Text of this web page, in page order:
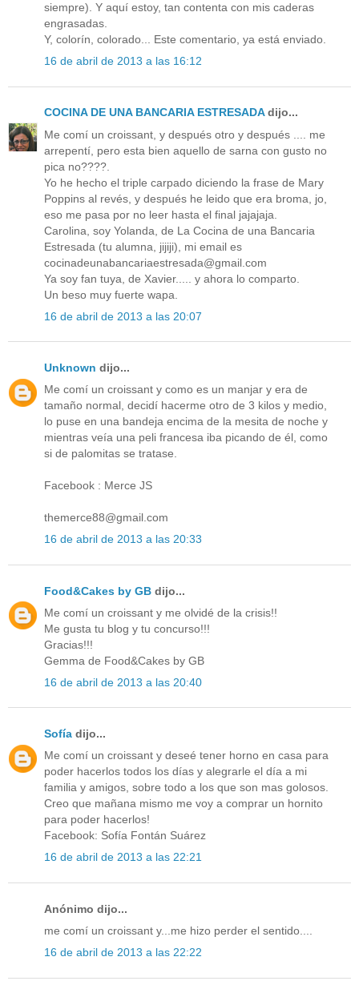
siempre). Y aquí estoy, tan contenta con mis caderas
engrasadas.
Y, colorín, colorado... Este comentario, ya está enviado.
16 de abril de 2013 a las 16:12
COCINA DE UNA BANCARIA ESTRESADAdijo...
Me comí un croissant, y después otro y después .... me
arrepentí, pero esta bien aquello de sarna con gusto no
pica no????.
Yo he hecho el triple carpado diciendo la frase de Mary
Poppins al revés, y después he leido que era broma, jo,
eso me pasa por no leer hasta el final jajajaja.
Carolina, soy Yolanda, de La Cocina de una Bancaria
Estresada (tu alumna, jijiji), mi email es
cocinadeunabancariaestresada@gmail.com
Ya soy fan tuya, de Xavier..... y ahora lo comparto.
Un beso muy fuerte wapa.
16 de abril de 2013 a las 20:07
Unknown dijo...
Me comí un croissant y como es un manjar y era de
tamaño normal, decidí hacerme otro de 3 kilos y medio,
lo puse en una bandeja encima de la mesita de noche y
mientras veía una peli francesa iba picando de él, como
si de palomitas se tratase.
Facebook : Merce JS
themerce88@gmail.com
16 de abril de 2013 a las 20:33
Food&Cakes by GB dijo...
Me comí un croissant y me olvidé de la crisis!!
Me gusta tu blog y tu concurso!!!
Gracias!!!
Gemma de Food&Cakes by GB
16 de abril de 2013 a las 20:40
Sofía dijo...
Me comí un croissant y deseé tener horno en casa para
poder hacerlos todos los días y alegrarle el día a mi
familia y amigos, sobre todo a los que son mas golosos.
Creo que mañana mismo me voy a comprar un hornito
para poder hacerlos!
Facebook: Sofía Fontán Suárez
16 de abril de 2013 a las 22:21
Anónimo dijo...
me comí un croissant y...me hizo perder el sentido....
16 de abril de 2013 a las 22:22